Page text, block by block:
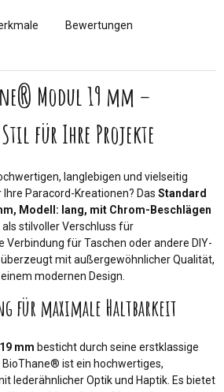
Bewertungen
Modul 19 mm –
für Ihre Projekte
langlebigen und vielseitig
Paracord-Kreationen? Das Standard
Modell: lang, mit Chrom-Beschlägen
stilvoller Verschluss für
Verbindung für Taschen oder andere DIY-
mit außergewöhnlicher Qualität,
modernen Design.
für maximale Haltbarkeit
mm besticht durch seine erstklassige
ist ein hochwertiges,
lederähnlicher Optik und Haptik. Es bietet